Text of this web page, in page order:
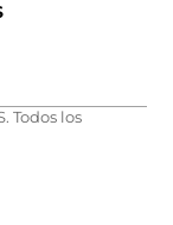
Todos los